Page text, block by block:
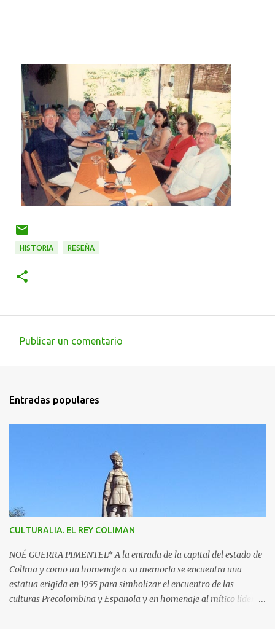
HISTORIA RESEÑA
e
n
o
s
Publicar un comentario
Entradas populares
CULTURALIA. EL REY COLIMAN
NOÉ GUERRA PIMENTEL* A la entrada de la capital del estado de
Colima y como un homenaje a su memoria se encuentra una
estatua erigida en 1955 para simbolizar el encuentro de las
culturas Precolombina y Española y en homenaje al mítico líder